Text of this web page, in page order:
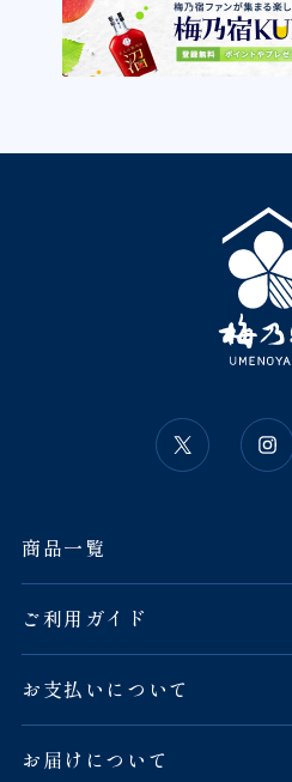
商品一覧
ご利用ガイド
お支払いについて
お届けについて